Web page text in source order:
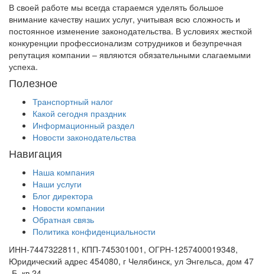
В своей работе мы всегда стараемся уделять большое
внимание качеству наших услуг, учитывая всю сложность и
постоянное изменение законодательства. В условиях жесткой
конкуренции профессионализм сотрудников и безупречная
репутация компании – являются обязательными слагаемыми
успеха.
Полезное
Транспортный налог
Какой сегодня праздник
Информационный раздел
Новости законодательства
Навигация
Наша компания
Наши услуги
Блог директора
Новости компании
Обратная связь
Политика конфиденциальности
ИНН-7447322811, КПП-745301001, ОГРН-1257400019348,
Юридический адрес 454080, г Челябинск, ул Энгельса, дом 47